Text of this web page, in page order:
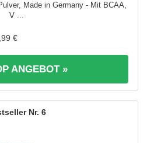
Made in Germany - Mit BCAA,
V ...
€
ANGEBOT »
6